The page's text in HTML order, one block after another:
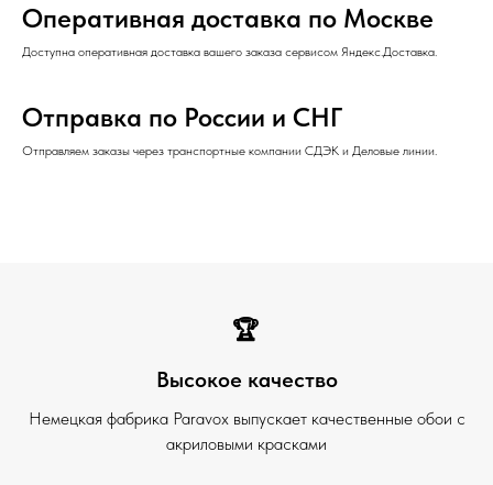
Оперативная доставка по Москве
Доступна оперативная доставка вашего заказа сервисом Яндекс.Доставка.
Отправка по России и СНГ
Отправляем заказы через транспортные компании СДЭК и Деловые линии.
🏆
Высокое качество
Немецкая фабрика Paravox выпускает качественные обои с
акриловыми красками